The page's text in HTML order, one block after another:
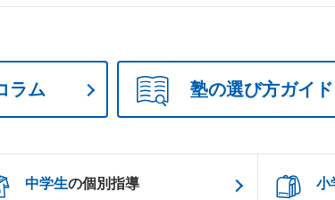
ラム 塾の選び方ガイド
中学生の個別指導 小